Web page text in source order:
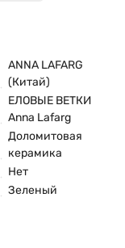
ANNA LAFARG
(Китай)
ЕЛОВЫЕ ВЕТКИ
Anna Lafarg
Доломитовая
керамика
Нет
Зеленый